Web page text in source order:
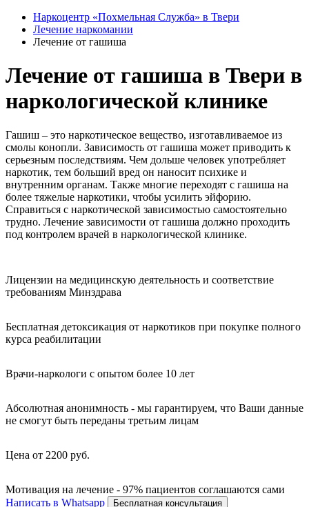
Наркоцентр «Похмельная Служба» в Твери
Лечение наркомании
Лечение от гашиша
Лечение от гашиша в Твери в
наркологической клинике
Гашиш – это наркотическое вещество, изготавливаемое из
смолы конопли. Зависимость от гашиша может приводить к
серьезным последствиям. Чем дольше человек употребляет
наркотик, тем больший вред он наносит психике и
внутренним органам. Также многие переходят с гашиша на
более тяжелые наркотики, чтобы усилить эйфорию.
Справиться с наркотической зависимостью самостоятельно
трудно. Лечение зависимости от гашиша должно проходить
под контролем врачей в наркологической клинике.
Лицензии на медицинскую деятельность и соответствие
требованиям Минздрава
Бесплатная детоксикация от наркотиков при покупке полного
курса реабилитации
Врачи-наркологи с опытом более 10 лет
Абсолютная анонимность - мы гарантируем, что Ваши данные
не смогут быть переданы третьим лицам
Цена от 2200 руб.
Мотивация на лечение - 97% пациентов соглашаются сами
Написать в Whatsapp
Бесплатная консультация